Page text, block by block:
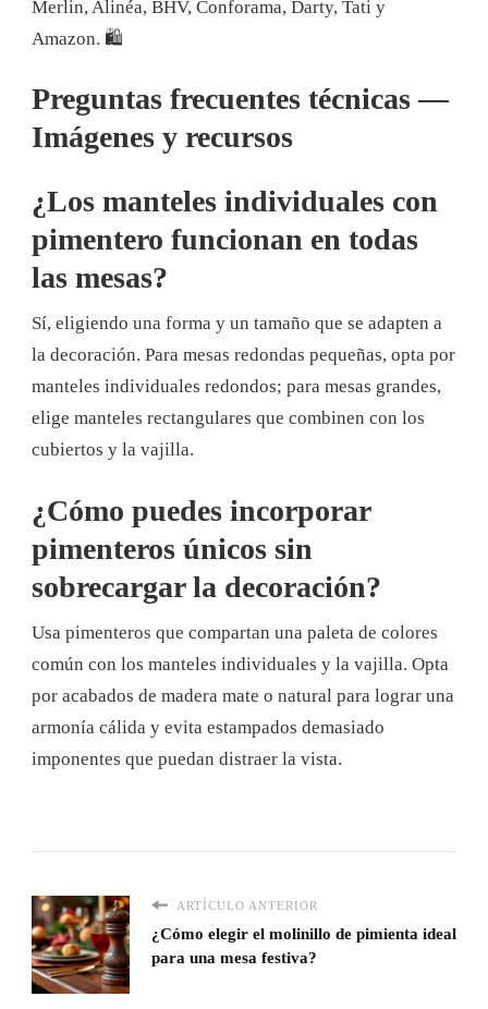
Merlin, Alinéa, BHV, Conforama, Darty, Tati y
Amazon. 🛍️
Preguntas frecuentes técnicas —
Imágenes y recursos
¿Los manteles individuales con
pimentero funcionan en todas
las mesas?
Sí, eligiendo una forma y un tamaño que se adapten a
la decoración. Para mesas redondas pequeñas, opta por
manteles individuales redondos; para mesas grandes,
elige manteles rectangulares que combinen con los
cubiertos y la vajilla.
¿Cómo puedes incorporar
pimenteros únicos sin
sobrecargar la decoración?
Usa pimenteros que compartan una paleta de colores
común con los manteles individuales y la vajilla. Opta
por acabados de madera mate o natural para lograr una
armonía cálida y evita estampados demasiado
imponentes que puedan distraer la vista.
ARTÍCULO ANTERIOR
¿Cómo elegir el molinillo de pimienta ideal
para una mesa festiva?